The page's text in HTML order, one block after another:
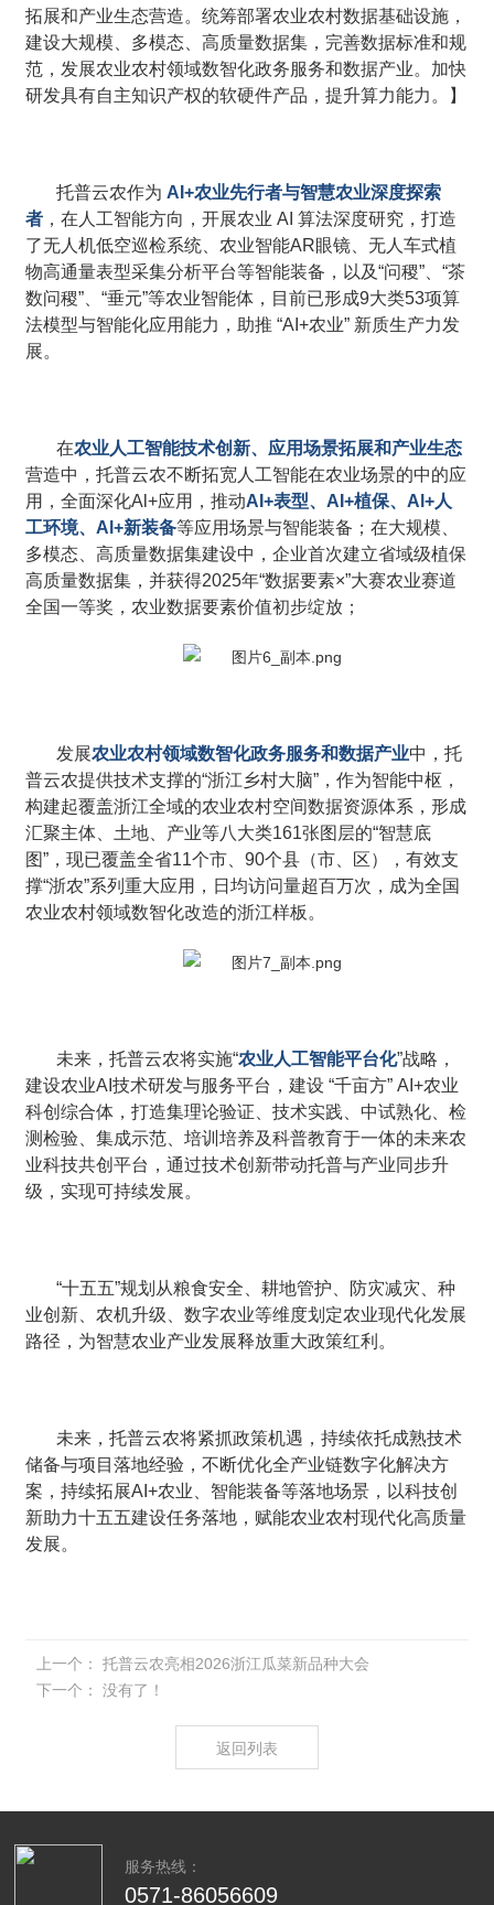
拓展和产业生态营造。统筹部署农业农村数据基础设施，
建设大规模、多模态、高质量数据集，完善数据标准和规
范，发展农业农村领域数智化政务服务和数据产业。加快
研发具有自主知识产权的软硬件产品，提升算力能力。】
托普云农作为 AI+农业先行者与智慧农业深度探索
者 ，在人工智能方向，开展农业 AI 算法深度研究，打造
了无人机低空巡检系统、农业智能AR眼镜、无人车式植
物高通量表型采集分析平台等智能装备，以及“问稷”、“茶
数问稷”、“垂元”等农业智能体，目前已形成9大类53项算
法模型与智能化应用能力，助推 “AI+农业” 新质生产力发
展。
在农业人工智能技术创新、应用场景拓展和产业生态
营造中，托普云农不断拓宽人工智能在农业场景的中的应
用，全面深化Al+应用，推动AI+表型、AI+植保、Al+人
工环境、Al+新装备等应用场景与智能装备；在大规模、
多模态、高质量数据集建设中，企业首次建立省域级植保
高质量数据集，并获得2025年“数据要素×”大赛农业赛道
全国一等奖，农业数据要素价值初步绽放；
发展农业农村领域数智化政务服务和数据产业中，托
普云农提供技术支撑的“浙江乡村大脑”，作为智能中枢，
构建起覆盖浙江全域的农业农村空间数据资源体系，形成
汇聚主体、土地、产业等八大类161张图层的“智慧底
图”，现已覆盖全省11个市、90个县（市、区），有效支
撑“浙农”系列重大应用，日均访问量超百万次，成为全国
农业农村领域数智化改造的浙江样板。
未来，托普云农将实施“农业人工智能平台化”战略，
建设农业AI技术研发与服务平台，建设 “千亩方” AI+农业
科创综合体，打造集理论验证、技术实践、中试熟化、检
测检验、集成示范、培训培养及科普教育于一体的未来农
业科技共创平台，通过技术创新带动托普与产业同步升
级，实现可持续发展。
“十五五”规划从粮食安全、耕地管护、防灾减灾、种
业创新、农机升级、数字农业等维度划定农业现代化发展
路径，为智慧农业产业发展释放重大政策红利。
未来，托普云农将紧抓政策机遇，持续依托成熟技术
储备与项目落地经验，不断优化全产业链数字化解决方
案，持续拓展AI+农业、智能装备等落地场景，以科技创
新助力十五五建设任务落地，赋能农业农村现代化高质量
发展。
上一个：
托普云农亮相2026浙江瓜菜新品种大会
下一个：
没有了！
返回列表
服务热线：
0571-86056609